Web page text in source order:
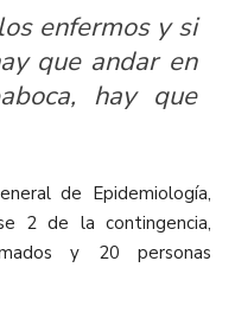
enfermos y si
que andar en
hay que
de Epidemiología,
2 de la contingencia,
y 20 personas